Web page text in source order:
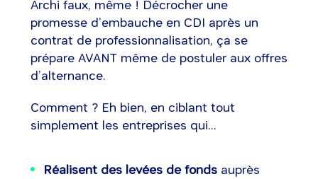
Archi faux, même ! Décrocher une
promesse d’embauche en CDI après un
contrat de professionnalisation, ça se
prépare AVANT même de postuler aux offres
d’alternance.
Comment ? Eh bien, en ciblant tout
simplement les entreprises qui...
Réalisent des levées de fondsauprès